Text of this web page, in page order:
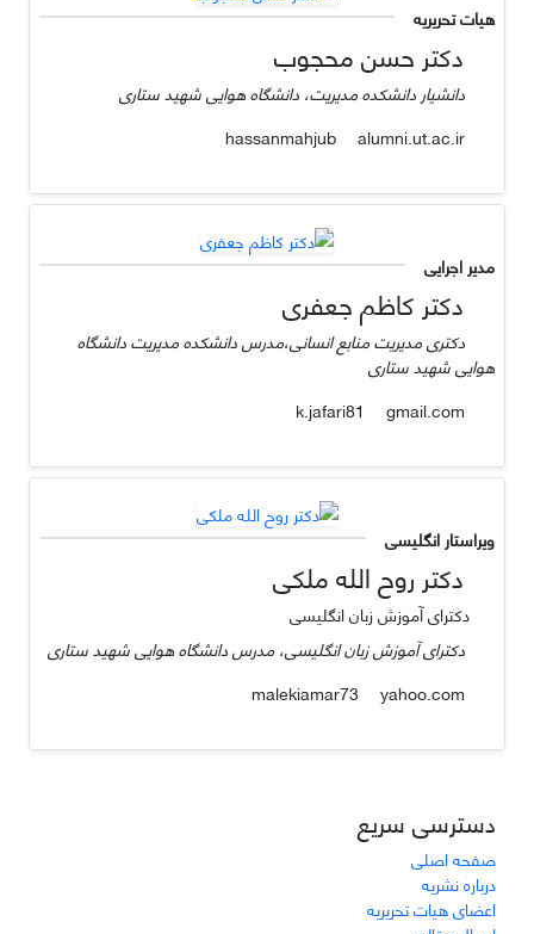
هیات تحریریه
دکتر حسن محجوب
دانشیار دانشکده مدیریت، دانشگاه هوایی شهید ستاری
hassanmahjub
alumni.ut.ac.ir
مدیر اجرایی
دکتر کاظم جعفری
دکتری مدیریت منابع انسانی،مدرس دانشکده مدیریت دانشگاه
هوایی شهید ستاری
gmail.com
ویراستار انگلیسی
دکتر روح الله ملکی
دکترای آموزش زبان انگلیسی
دکترای آموزش زبان انگلیسی، مدرس دانشگاه هوایی شهید ستاری
yahoo.com
دسترسی سریع
صفحه اصلی
درباره نشریه
اعضای هیات تحریریه